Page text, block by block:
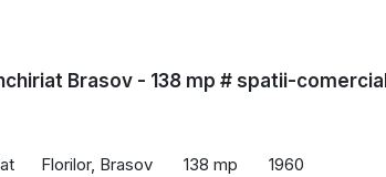
Brasov - 138 mp # spatii-
Florilor, Brasov 138 mp 1960